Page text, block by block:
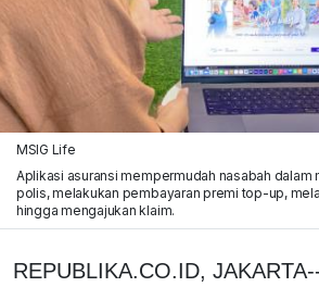
MSIG Life
Aplikasi asuransi mempermudah nasabah dalam
polis, melakukan pembayaran premi top-up,
hingga mengajukan klaim.
REPUBLIKA.CO.ID,